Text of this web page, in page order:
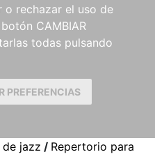
o rechazar el uso de
CAMBIAR
todas pulsando
PREFERENCIAS
de jazz / Repertorio para